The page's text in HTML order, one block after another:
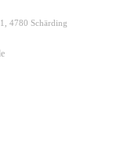
4780 Schärding